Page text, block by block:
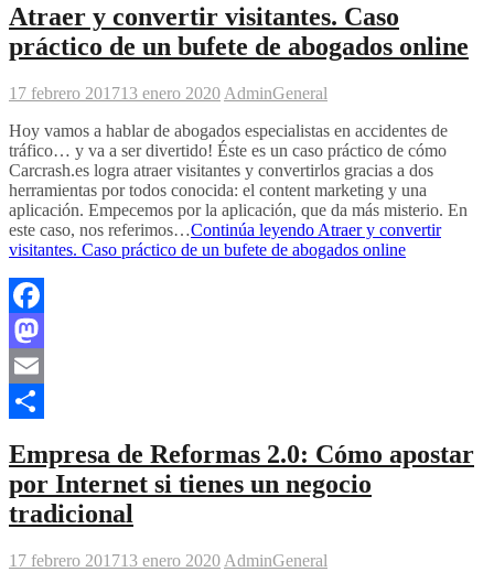
Atraer y convertir visitantes. Caso
práctico de un bufete de abogados online
17 febrero 201713 enero 2020 AdminGeneral
Hoy vamos a hablar de abogados especialistas en accidentes de
tráfico… y va a ser divertido! Éste es un caso práctico de cómo
Carcrash.es logra atraer visitantes y convertirlos gracias a dos
herramientas por todos conocida: el content marketing y una
aplicación. Empecemos por la aplicación, que da más misterio. En
este caso, nos referimos…Continúa leyendo Atraer y convertir
visitantes. Caso práctico de un bufete de abogados online
Facebook
Mastodon
Email
Empresa de Reformas 2.0: Cómo apostar
por Internet si tienes un negocio
tradicional
17 febrero 201713 enero 2020 AdminGeneral